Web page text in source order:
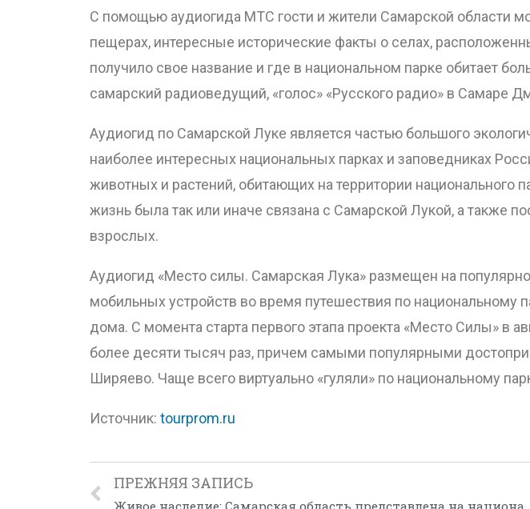
С помощью аудиогида МТС гости и жители Самарской области
пещерах, интересные исторические факты о селах,
получило свое название и где в национальном парке обитает
самарский радиоведущий, «голос» «Русского радио» в Самаре
Аудиогид по Самарской Луке является частью большого
наиболее интересных национальных парках и заповедниках
животных и растений, обитающих на территории национального
жизнь была так или иначе связана с Самарской Лукой, а также
взрослых.
Аудиогид «Место силы. Самарская Лука» размещен на
мобильных устройств во время путешествия по национальному
дома. С момента старта первого этапа проекта «Место Силы» в
более десяти тысяч раз, причем самыми популярными
Ширяево. Чаще всего виртуально «гуляли» по национальному
Источник: tourprom.ru
ПРЕЖНЯЯ ЗАПИСЬ